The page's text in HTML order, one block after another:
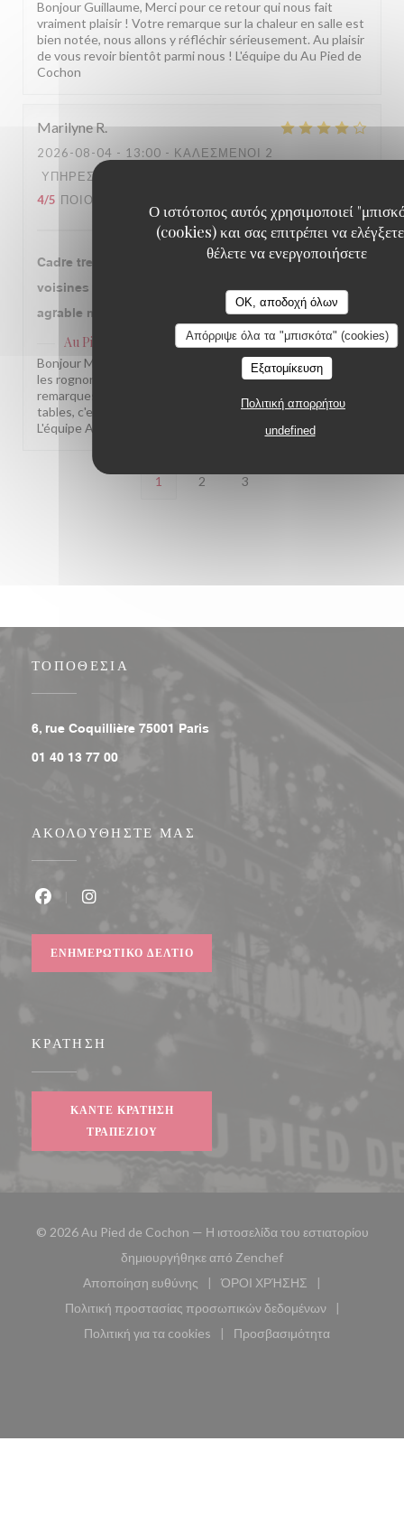
Ο ιστότοπος αυτός χρησιμοποιεί
(cookies) και σας επιτρέπει να ελέγξετε
θέλετε να ενεργοποιήσετε
OK, αποδοχή όλων
Απόρριψε όλα τα "μπισκότα" (cookies)
Εξατομίκευση
Πολιτική απορρήτου
undefined
Bonjour Guillaume, Merci pour ce retour qui nous fait
vraiment plaisir ! Votre remarque sur la chaleur en salle est
bien notée, nous allons y réfléchir sérieusement. Au plaisir
de vous revoir bientôt parmi nous ! L'équipe du Au Pied de
Cochon
Marilyne R
2026-08-04 - 13:00 - ΚΑΛΕΣΜΈΝΟΙ 2
ΥΠΗΡΕΣΊΑ
4/5 ΠΟΙΌΤΗΤΑ / ΤΙΜΉ
Cadre tres agreable Un peu proche des tables
voisines Rognons veau tres bon Pied de cochln
agrable manquait de chaleur a mon gout
Au Pied de Cochon
απάντησε σε αυτή την αξιολόγηση
Bonjour Marilyne, Merci pour ce retour sincère ! Ravis que
les rognons vous aient conquise. Nous notons vos
remarques sur la température du plat et la proximité des
tables, c'est utile pour nous améliorer. À très bientôt !
L'équipe Au Pied de Cochon
1 2 3
ΤΟΠΟΘΕΣΊΑ
6, rue Coquillière 75001 Paris
01 40 13 77 00
ΑΚΟΛΟΥΘΉΣΤΕ ΜΑΣ
ΕΝΗΜΕΡΩΤΙΚΌ ΔΕΛΤΊΟ
ΚΡΆΤΗΣΗ
ΚΆΝΤΕ ΚΡΆΤΗΣΗ
ΤΡΑΠΕΖΙΟΎ
© 2026 Au Pied de Cochon — Η ιστοσελίδα του εστιατορίου
δημιουργήθηκε από Zenchef((ανοίγει σε νέο
Αποποίηση ευθύνης
((ανοίγει σε νέο παράθυρο))
ΌΡΟΙ ΧΡΉΣΗΣ
((ανοίγει σε νέο
Πολιτική προστασίας προσωπικών δεδομένων
((ανοίγει σε νέο παράθυρο))
Πολιτική για τα cookies
((ανοίγει σε νέο παράθυρο))
Προσβασιμότητα
((ανοίγει σε νέο